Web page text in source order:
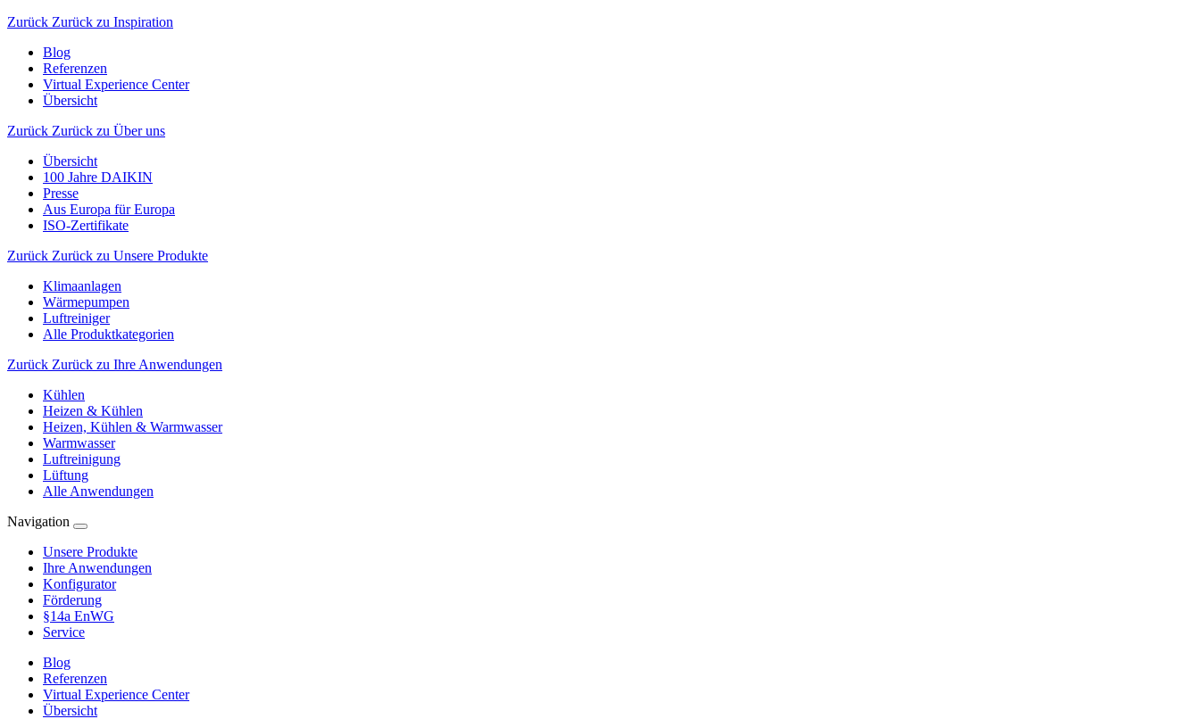
Zurück Zurück zu Inspiration
Blog
Referenzen
Virtual Experience Center
Übersicht
Zurück Zurück zu Über uns
Übersicht
100 Jahre DAIKIN
Presse
Aus Europa für Europa
ISO-Zertifikate
Zurück Zurück zu Unsere Produkte
Klimaanlagen
Wärmepumpen
Luftreiniger
Alle Produktkategorien
Zurück Zurück zu Ihre Anwendungen
Kühlen
Heizen & Kühlen
Heizen, Kühlen & Warmwasser
Warmwasser
Luftreinigung
Lüftung
Alle Anwendungen
Navigation
Unsere Produkte
Ihre Anwendungen
Konfigurator
Förderung
§14a EnWG
Service
Blog
Referenzen
Virtual Experience Center
Übersicht